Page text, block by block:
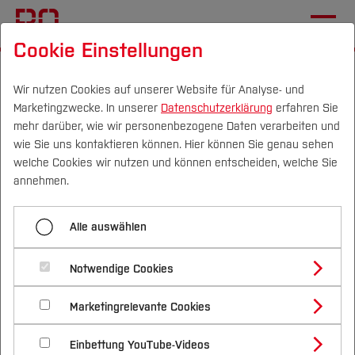
Campus Personen DE|EN Quicklinks
Studium
Studienangebote
Bachelorstudiengänge
Masterstudiengänge
Vor dem Studium
Bewerben & Einschreiben
Bewerbungsportal
Im Studium
Studienbüros und Prüfungen
Nach dem Studium
Forschung & Transfer
Profil
Forschungs- und Transferprofil
Schwerpunkte (FuT)
Beratung & Förderung
Nachhaltigkeit
Nachhaltigkeit studieren
International
Masterstudiengänge
Masterstudiengänge der
Hochschule Bochum
Cookie Einstellungen
Wir nutzen Cookies auf unserer Website für Analyse- und
Marketingzwecke. In unserer Datenschutzerklärung erfahren Sie
mehr darüber, wie wir personenbezogene Daten verarbeiten und
wie Sie uns kontaktieren können. Hier können Sie genau sehen
welche Cookies wir nutzen und können entscheiden, welche Sie
annehmen.
Alle auswählen
Notwendige Cookies
Marketingrelevante Cookies
Einbettung YouTube-Videos